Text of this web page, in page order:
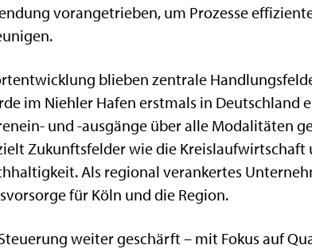
vorangetrieben, um Prozesse
blieben zentrale
im Niehler Hafen erstmals in Deutschland
und -ausgänge über alle Modalitäten
Zukunftsfelder wie die Kreislaufwirtschaft
Als regional verankertes
für Köln und die Region.
weiter geschärft – mit Fokus auf